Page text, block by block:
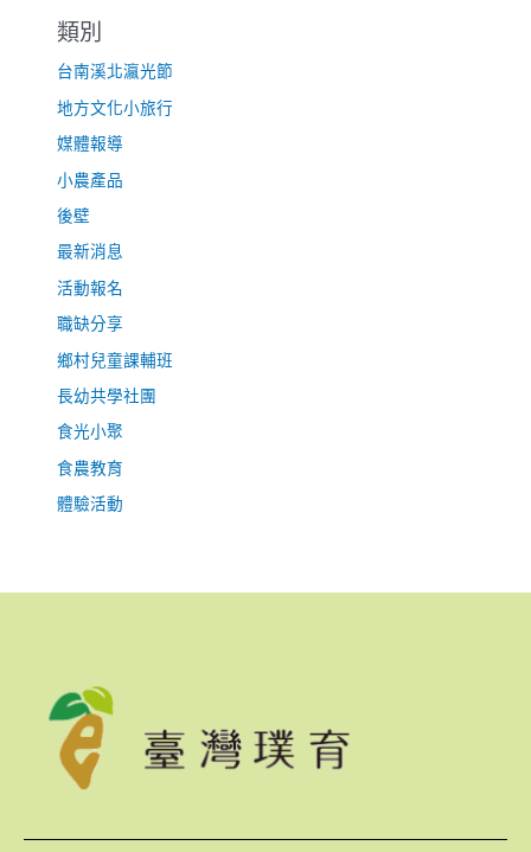
類別
台南溪北瀛光節
地方文化小旅行
媒體報導
小農產品
後壁
最新消息
活動報名
職缺分享
鄉村兒童課輔班
長幼共學社團
食光小聚
食農教育
體驗活動